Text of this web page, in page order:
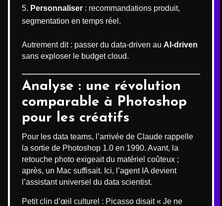
Personnaliser : recommandations produit,
segmentation en temps réel.
Autrement dit : passer du data-driven au AI-driven
sans exploser le budget cloud.
Analyse : une révolution
comparable à Photoshop
pour les créatifs
Pour les data teams, l’arrivée de Claude rappelle
la sortie de Photoshop 1.0 en 1990. Avant, la
retouche photo exigeait du matériel coûteux ;
après, un Mac suffisait. Ici, l’agent IA devient
l’assistant universel du data scientist.
Petit clin d’œil culturel : Picasso disait « Je ne